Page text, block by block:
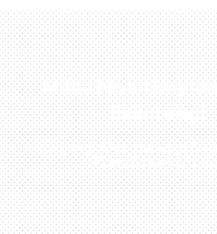
Miliki Mobil
Sekarang!
Kunjungi Atau Hubungi
Kami Di Kota Anda!